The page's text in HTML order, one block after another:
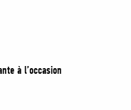
à l’occasion